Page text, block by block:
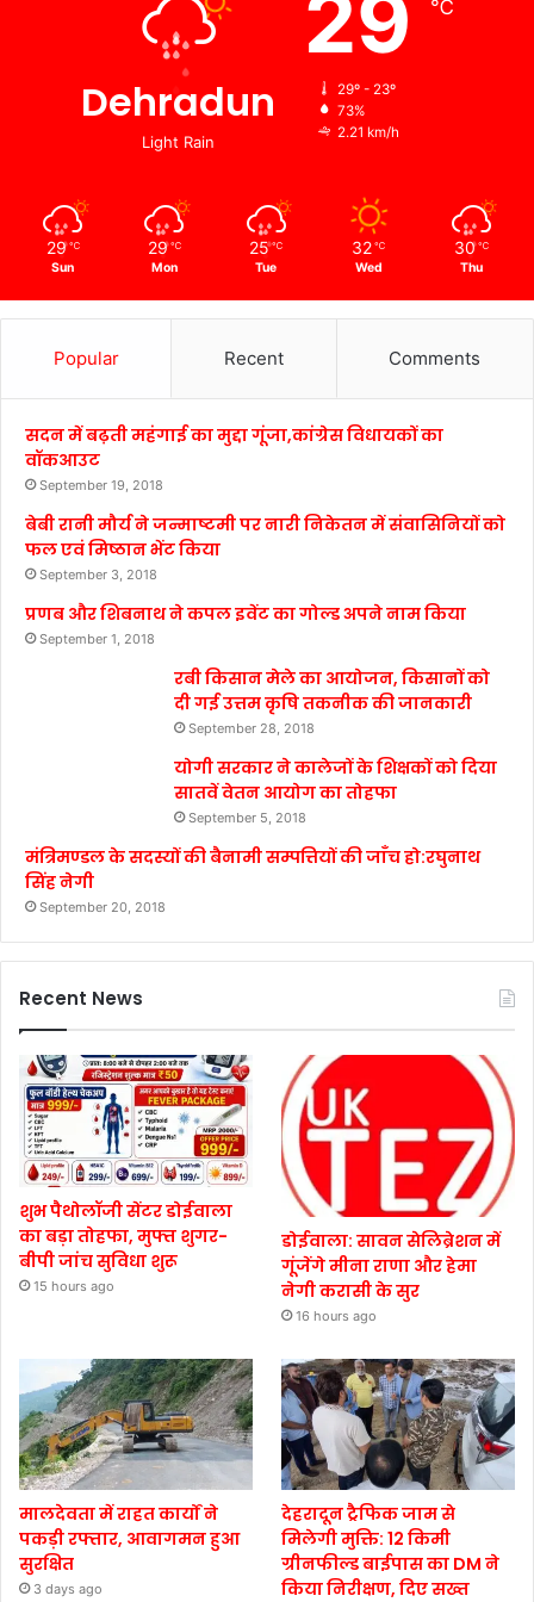
Dehradun
Light Rain
29 ℃
29º - 23º
73%
2.21 km/h
29 ℃
Sun
29 ℃
Mon
25 ℃
Tue
32 ℃
Wed
30 ℃
Thu
Popular Recent Comments
सदन में बढ़ती महंगाई का मुद्दा गूंजा,कांग्रेस विधायकों का
वॉकआउट
September 19, 2018
बेबी रानी मौर्य ने जन्माष्टमी पर नारी निकेतन में संवासिनियों को
फल एवं मिष्ठान भेंट किया
September 3, 2018
प्रणब और शिबनाथ ने कपल इवेंट का गोल्ड अपने नाम किया
September 1, 2018
रबी किसान मेले का आयोजन, किसानों को
दी गई उत्तम कृषि तकनीक की जानकारी
September 28, 2018
योगी सरकार ने कालेजों के शिक्षकों को दिया
सातवें वेतन आयोग का तोहफा
September 5, 2018
मंत्रिमण्डल के सदस्यों की बैनामी सम्पत्तियों की जाँच हो:रघुनाथ
सिंह नेगी
September 20, 2018
Recent News
शुभ पैथोलॉजी सेंटर डोईवाला
का बड़ा तोहफा, मुफ्त शुगर-
बीपी जांच सुविधा शुरू
15 hours ago
डोईवाला: सावन सेलिब्रेशन में
गूंजेंगे मीना राणा और हेमा
नेगी करासी के सुर
16 hours ago
मालदेवता में राहत कार्यों ने
पकड़ी रफ्तार, आवागमन हुआ
सुरक्षित
3 days ago
देहरादून ट्रैफिक जाम से
मिलेगी मुक्ति: 12 किमी
ग्रीनफील्ड बाईपास का DM ने
किया निरीक्षण, दिए सख्त